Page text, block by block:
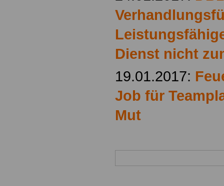
Dienst nicht
19.01.2017:
Job für
Mut